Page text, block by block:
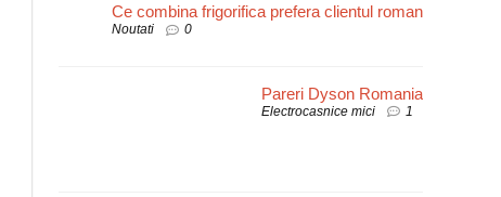
Ce combina frigorifica prefera clientul roman
Noutati 0
Pareri Dyson Romania
Electrocasnice mici 1